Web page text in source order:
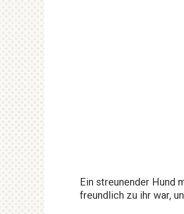
Ein streunender Hund
freundlich zu ihr war,